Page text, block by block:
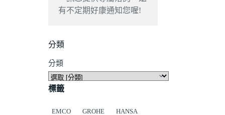
有不定期好康通知您喔!
分類
分類
標籤
EMCO GROHE
HANSA